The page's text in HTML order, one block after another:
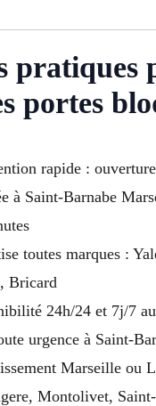
pratiques
portes
rapide :
à Saint-Barnabe
toutes marques :
Bricard
24h/24 et 7j/7 au
urgence à Saint-
Marseille ou
Montolivet,